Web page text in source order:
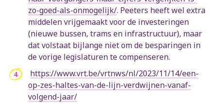
zo-goed-als-onmogelijk/. Peeters heeft wel extra
middelen vrijgemaakt voor de investeringen
(nieuwe bussen, trams en infrastructuur), maar
dat volstaat bijlange niet om de besparingen in
de vorige legislaturen te compenseren.
https://www.vrt.be/vrtnws/nl/2023/11/14/een-
op-zes-haltes-van-de-lijn-verdwijnen-vanaf-
volgend-jaar/